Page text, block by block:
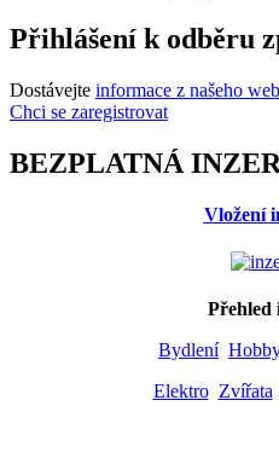
Přihlášení k odběru
Dostávejte informace z našeho
Chci se zaregistrovat
BEZPLATNÁ
Vložení
Přehled
Bydlení
Elektro Zvířata